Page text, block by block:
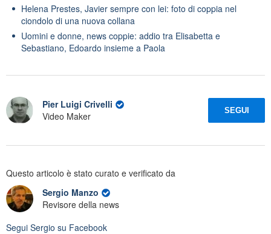
Helena Prestes, Javier sempre con lei: foto di coppia nel
ciondolo di una nuova collana
Uomini e donne, news coppie: addio tra Elisabetta e
Sebastiano, Edoardo insieme a Paola
Pier Luigi Crivelli
Video Maker
SEGUI
Questo articolo è stato curato e verificato da
Sergio Manzo
Revisore della news
Segui Sergio su Facebook